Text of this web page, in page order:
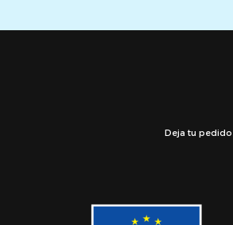
Deja tu pedido